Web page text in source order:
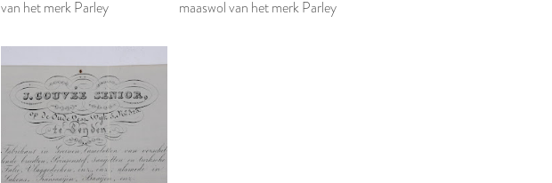
van het merk Parley
maaswol van het merk Parley